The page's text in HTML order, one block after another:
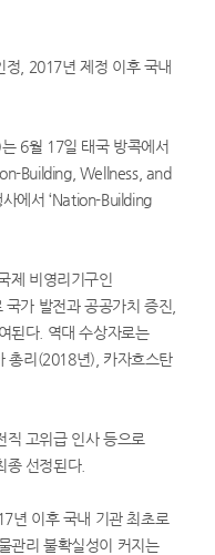
정, 2017년 제정 이후 국내
6월 17일 태국 방콕에서
Building, Wellness, and
에서 ‘Nation-Building
제 비영리기구인
가 발전과 공공가치 증진,
된다. 역대 수상자로는
총리(2018년), 카자흐스탄
직 고위급 인사 등으로
종 선정된다.
년 이후 국내 기관 최초로
관리 불확실성이 커지는